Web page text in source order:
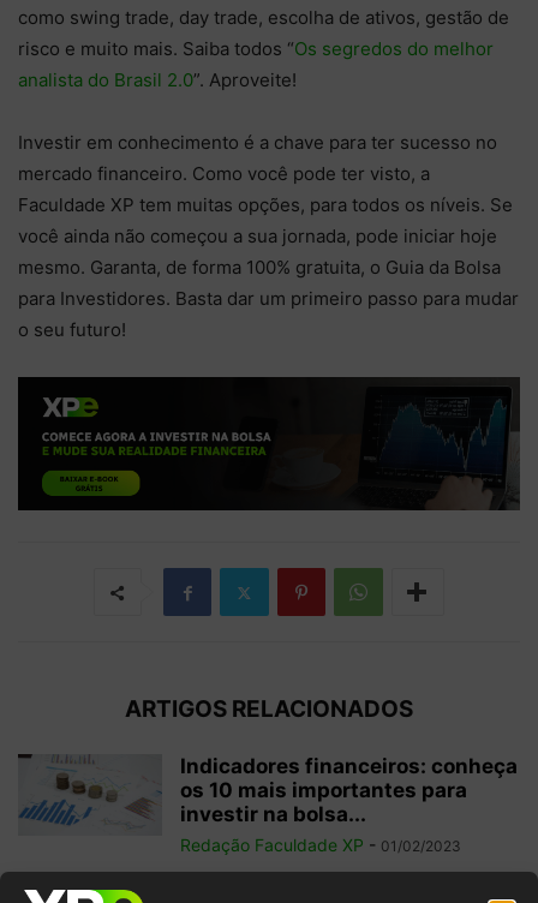
como swing trade, day trade, escolha de ativos, gestão de
risco e muito mais. Saiba todos “Os segredos do melhor
analista do Brasil 2.0”. Aproveite!
Investir em conhecimento é a chave para ter sucesso no
mercado financeiro. Como você pode ter visto, a
Faculdade XP tem muitas opções, para todos os níveis. Se
você ainda não começou a sua jornada, pode iniciar hoje
mesmo. Garanta, de forma 100% gratuita, o Guia da Bolsa
para Investidores. Basta dar um primeiro passo para mudar
o seu futuro!
ARTIGOS RELACIONADOS
Indicadores financeiros: conheça
os 10 mais importantes para
investir na bolsa...
Redação Faculdade XP - 01/02/2023